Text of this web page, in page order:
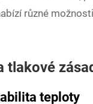
různé
tlakové
teploty